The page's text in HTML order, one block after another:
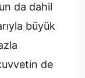
da dahil
büyük
de